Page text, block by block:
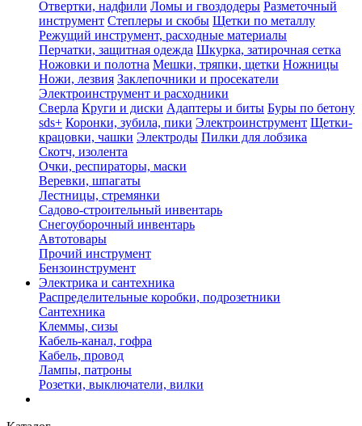
Отвертки, надфили Ломы и гвоздодеры Разметочный
инструмент Степлеры и скобы Щетки по металлу
Режущий инструмент, расходные материалы
Перчатки, защитная одежда Шкурка, затирочная сетка
Ножовки и полотна Мешки, тряпки, щетки Ножницы
Ножи, лезвия Заклепочники и просекатели
Электроинструмент и расходники
Сверла Круги и диски Адаптеры и биты Буры по бетону
sds+ Коронки, зубила, пики Электроинструмент Щетки-
крацовки, чашки Электроды Пилки для лобзика
Скотч, изолента
Очки, респираторы, маски
Веревки, шпагаты
Лестницы, стремянки
Садово-строительный инвентарь
Снегоуборочный инвентарь
Автотовары
Прочий инструмент
Бензоинструмент
Электрика и сантехника
Распределительные коробки, подрозетники
Сантехника
Клеммы, сизы
Кабель-канал, гофра
Кабель, провод
Лампы, патроны
Розетки, выключатели, вилки